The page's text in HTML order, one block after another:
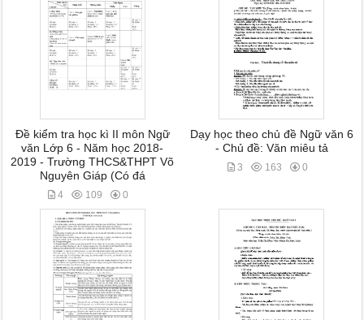
Đề kiểm tra học kì II môn Ngữ
văn Lớp 6 - Năm học 2018-
2019 - Trường THCS&THPT Võ
Nguyên Giáp (Có đá
4 109 0
Dạy học theo chủ đề Ngữ văn 6
- Chủ đề: Văn miêu tả
3 163 0